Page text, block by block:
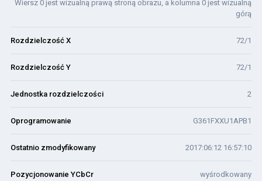
Wiersz 0 jest wizualną prawą stroną obrazu, a kolumna 0 jest wizualną
górą
Rozdzielczość X 72/1
Rozdzielczość Y 72/1
Jednostka rozdzielczości 2
Oprogramowanie G361FXXU1APB1
Ostatnio zmodyfikowany 2017:06:12 16:57:10
Pozycjonowanie YCbCr wyśrodkowany